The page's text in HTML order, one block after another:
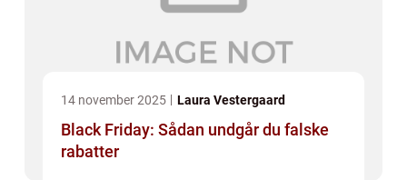
14 november 2025 Laura Vestergaard
Black Friday: Sådan undgår du falske
rabatter